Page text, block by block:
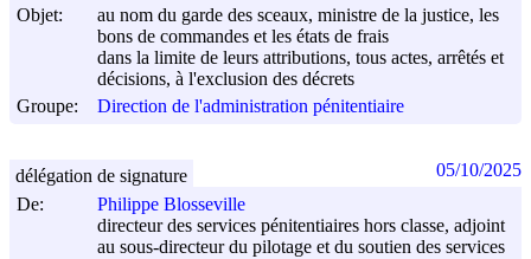
Objet:
au nom du garde des sceaux, ministre de la justice, les
bons de commandes et les états de frais
dans la limite de leurs attributions, tous actes, arrêtés et
décisions, à l'exclusion des décrets
Groupe:
Direction de l'administration pénitentiaire
De:
Philippe Blosseville
directeur des services pénitentiaires hors classe, adjoint
au sous-directeur du pilotage et du soutien des services
délégation de signature 05/10/2025